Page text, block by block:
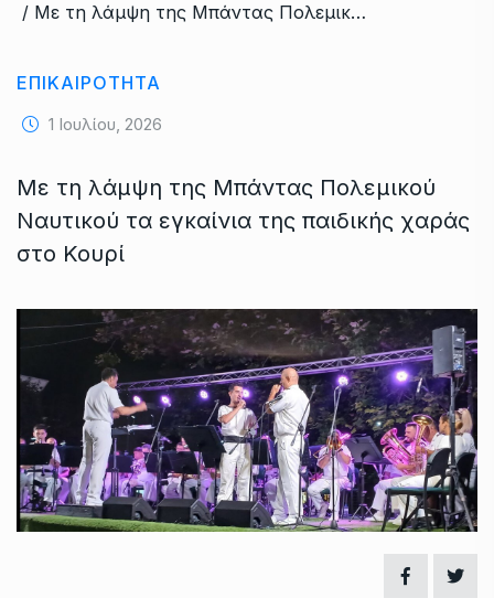
/ Με τη λάμψη της Μπάντας Πολεμικού Ναυτικού τα εγκαίνια της παιδικής χαράς στο Κουρί
ΕΠΙΚΑΙΡΟΤΗΤΑ
1 Ιουλίου, 2026
Με τη λάμψη της Μπάντας Πολεμικού
Ναυτικού τα εγκαίνια της παιδικής χαράς
στο Κουρί